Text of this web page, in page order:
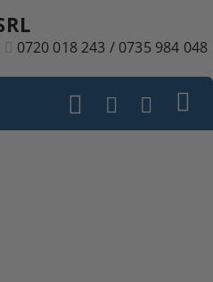
0720 018 243 / 0735 984 048